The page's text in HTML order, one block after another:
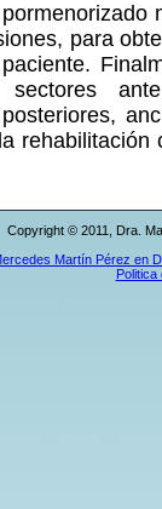
para
sectores
Copyright © 2011, Dra.
Martín Pérez en
Politica